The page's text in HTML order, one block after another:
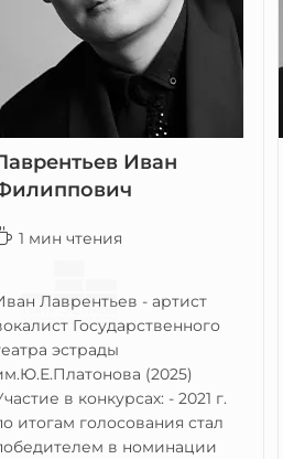
Иван
1 мин чтения
Лаврентьев - артист
Государственного
эстрады
(2025)
в конкурсах: - 2021 г.
итогам голосования стал
в номинации